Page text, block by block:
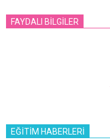
FAYDALI BİLGİLER
EĞİTİM HABERLERİ